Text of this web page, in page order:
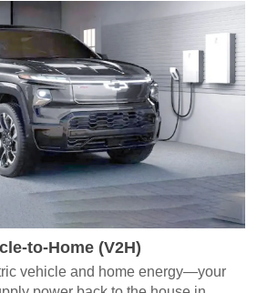
to-Home (V2H)
vehicle and home energy—your